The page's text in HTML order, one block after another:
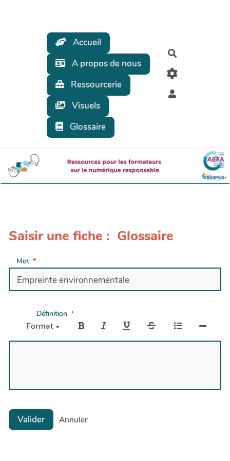
Accueil
A propos de nous
Ressourcerie
Visuels
Glossaire
Saisir une fiche : Glossaire
Mot
Définition
Format
Valider Annuler